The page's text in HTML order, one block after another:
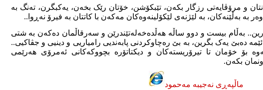
و مرۆڤایەتی رزگار بکەن، تێبکۆشن، خۆتان رێک بخەن، یەکبگرن، تەنگ بە
بە بەڵێنەکان، بە لێژنەی لێکۆلینەوەکان مەکەن با کاتتان بە فیرۆ نەڕوا..
بەڵام بیست و دوو ساڵە هەڵدەخەلەتێندرێن و سەرقاڵمان دەکەن بە شتی
ئێمە دەبێ یەک بگرین، بە بێ رەچاوکردنی پابەندیی رامیاریی و دینیی و جڤاکیی..
بۆ خۆمان تا تیرۆریستەکان و دیکتاتۆرە بچووکەکانی ئەمرۆی هەرێمی
بکەن.
ماڵپەڕی نەجیبە مەحمود